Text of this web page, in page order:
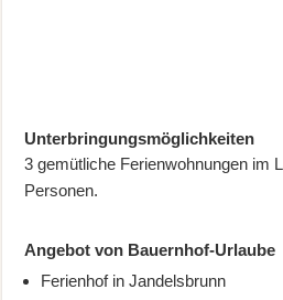
Unterbringungsmöglichkeiten
3 gemütliche Ferienwohnungen im
Personen.
Angebot von Bauernhof-Urlaube
Ferienhof in Jandelsbrunn